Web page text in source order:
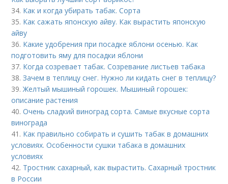
34. Как и когда убирать табак. Сорта
35. Как сажать японскую айву. Как вырастить японскую
айву
36. Какие удобрения при посадке яблони осенью. Как
подготовить яму для посадки яблони
37. Когда созревает табак. Созревание листьев табака
38.Зачем в теплицу снег. Нужно ли кидать снег в теплицу?
39.Желтый мышиный горошек. Мышиный горошек:
описание растения
40.Очень сладкий виноград сорта. Самые вкусные сорта
винограда
41. Как правильно собирать и сушить табак в домашних
условиях. Особенности сушки табака в домашних
условиях
42. Тростник сахарный, как вырастить. Сахарный тростник
в России